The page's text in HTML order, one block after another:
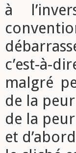
à
c’est-à-
malgré
de la peur
de la
et